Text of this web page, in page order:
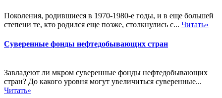
Поколения, родившиеся в 1970-1980-е годы, и в еще большей
степени те, кто родился еще позже, столкнулись с... Читать»
Суверенные фонды нефтедобывающих стран
Завладеют ли мкром суверенные фонды нефтедобывающих
стран? До какого уровня могут увеличиться суверенные...
Читать»